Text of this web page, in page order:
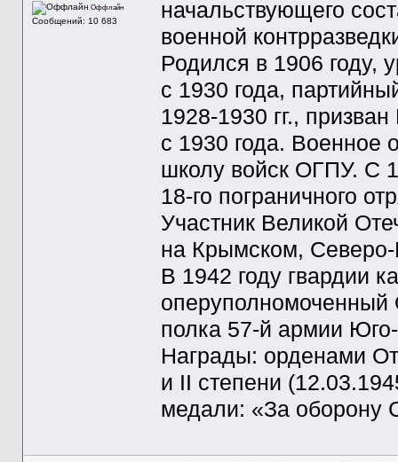
Оффлайн
Сообщений: 10 683
начальствующего
военной
Родился в 1906 году,
с 1930 года,
1928-1930 гг.,
с 1930 года. Военное
школу войск ОГПУ. С
18-го пограничного
Участник Великой
на Крымском, Северо-
В 1942 году гвардии
оперуполномоченный
полка 57-й армии
Награды: орденами
и II степени
медали: «За оборону